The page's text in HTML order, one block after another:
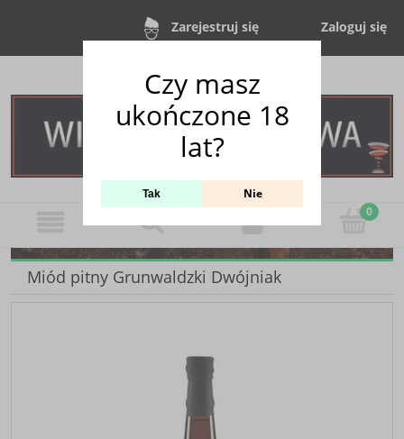
Zarejestruj się Zaloguj się
Miód pitny Grunwaldzki Dwójniak
Czy masz
ukończone 18
lat?
Tak Nie